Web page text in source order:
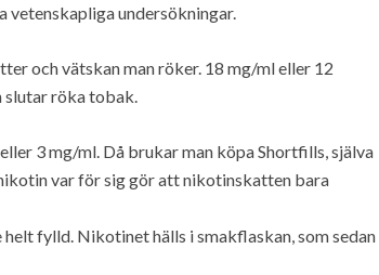
vetenskapliga undersökningar.
och vätskan man röker. 18 mg/ml eller 12
slutar röka tobak.
3 mg/ml. Då brukar man köpa Shortfills, själva
var för sig gör att nikotinskatten bara
fylld. Nikotinet hälls i smakflaskan, som sedan